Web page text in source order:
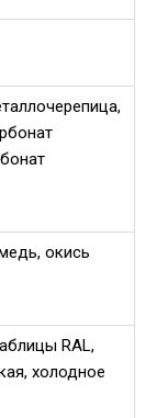
окись
RAL,
холодное